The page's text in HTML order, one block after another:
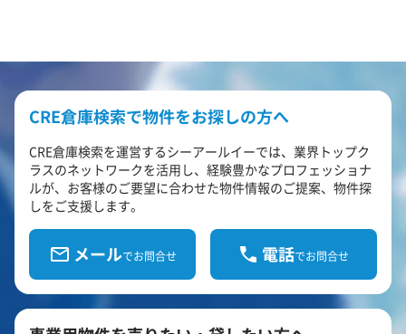
CRE倉庫検索で物件をお探しの方へ
CRE倉庫検索を運営するシーアールイーでは、業界トップク
ラスのネットワークを活用し、経験豊かなプロフェッショナ
ルが、お客様のご要望に合わせた物件情報のご提案、物件探
しをご支援します。
メールでお問合せ 電話でお問合せ